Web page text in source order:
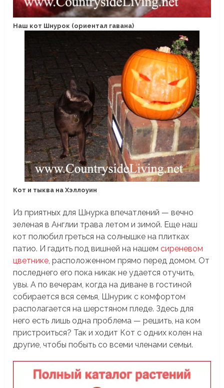
Наш кот Шнурок (ориентал гавана)
Кот и тыква на Хэллоуин
Из приятных для Шнурка впечатлений — вечно
зеленая в Англии трава летом и зимой. Еще наш
кот полюбил греться на солнышке на плитках
патио. И гадить под вишней на нашемсиреневом
цветнике , расположенном прямо перед домом. От
последнего его пока никак не удается отучить,
увы. А по вечерам, когда на диване в гостиной
собирается вся семья, Шнурик с комфортом
располагается на шерстяном пледе. Здесь для
него есть лишь одна проблема — решить, на ком
пристроиться? Так и ходит Кот с одних колен на
другие, чтобы побыть со всеми членами семьи.